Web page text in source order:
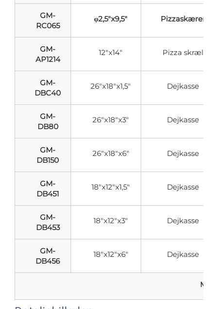
GM-
RC065
φ2,5"x9,5" Pizzaskærer
GM-
AP1214
12"x14" Pizza skræl
GM-
DBC40
26"x18"x1,5" Dejkasse
GM-
DB80
26"x18"x3" Dejkasse
GM-
DB150
26"x18"x6" Dejkasse
GM-
DB451
18"x12"x1,5" Dejkasse
GM-
DB453
18"x12"x3" Dejkasse
GM-
DB456
18"x12"x6" Dejkasse